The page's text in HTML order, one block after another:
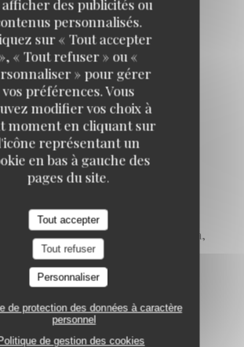
des publicités ou
personnalisés.
sur « Tout accepter
», « Tout refuser » ou «
» pour gérer
vos préférences. Vous
modifier vos choix à
moment en cliquant sur
représentant un
en bas à gauche des
pages du site.
Tout accepter
Tout refuser
Personnaliser
de protection des données à caractère
personnel
de gestion des cookies
aux personnes à mobilité réduite,
Bon de commande, Ticket
bancaire, Sans Contact,
Titres restaurant, Espèces, Visa,
Express, Carte Bleue
Mirail Université ou Basso